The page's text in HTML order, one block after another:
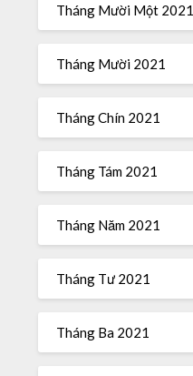
Tháng Mười Một 2021
Tháng Mười 2021
Tháng Chín 2021
Tháng Tám 2021
Tháng Năm 2021
Tháng Tư 2021
Tháng Ba 2021